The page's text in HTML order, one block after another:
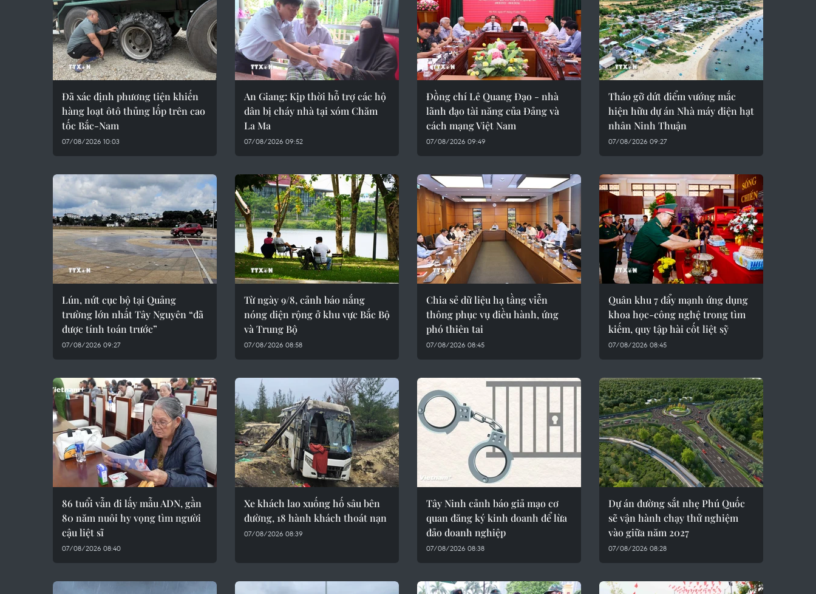
Đã xác định phương tiện khiến
hàng loạt ôtô thủng lốp trên cao
tốc Bắc-Nam
07/08/2026 10:03
An Giang: Kịp thời hỗ trợ các hộ
dân bị cháy nhà tại xóm Chăm
La Ma
07/08/2026 09:52
Đồng chí Lê Quang Đạo - nhà
lãnh đạo tài năng của Đảng và
cách mạng Việt Nam
07/08/2026 09:49
Tháo gỡ dứt điểm vướng mắc
hiện hữu dự án Nhà máy điện hạt
nhân Ninh Thuận
07/08/2026 09:27
Lún, nứt cục bộ tại Quảng
trường lớn nhất Tây Nguyên “đã
được tính toán trước”
07/08/2026 09:27
Từ ngày 9/8, cảnh báo nắng
nóng diện rộng ở khu vực Bắc Bộ
và Trung Bộ
07/08/2026 08:58
Chia sẻ dữ liệu hạ tầng viễn
thông phục vụ điều hành, ứng
phó thiên tai
07/08/2026 08:45
Quân khu 7 đẩy mạnh ứng dụng
khoa học-công nghệ trong tìm
kiếm, quy tập hài cốt liệt sỹ
07/08/2026 08:45
86 tuổi vẫn đi lấy mẫu ADN, gần
80 năm nuôi hy vọng tìm người
cậu liệt sĩ
07/08/2026 08:40
Xe khách lao xuống hố sâu bên
đường, 18 hành khách thoát nạn
07/08/2026 08:39
Tây Ninh cảnh báo giả mạo cơ
quan đăng ký kinh doanh để lừa
đảo doanh nghiệp
07/08/2026 08:38
Dự án đường sắt nhẹ Phú Quốc
sẽ vận hành chạy thử nghiệm
vào giữa năm 2027
07/08/2026 08:28